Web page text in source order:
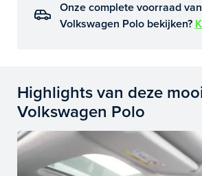
Onze complete voorraad
Volkswagen Polo bekijken?
Highlights van deze
Volkswagen Polo